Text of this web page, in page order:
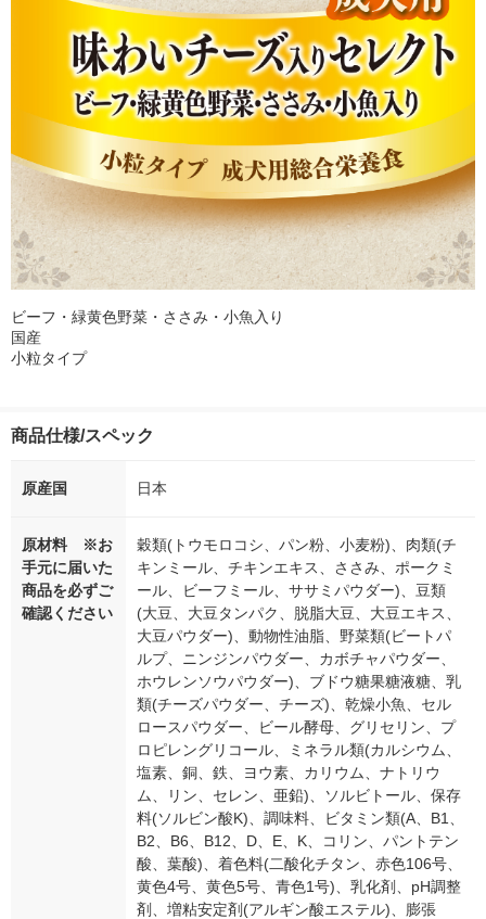
ビーフ・緑黄色野菜・ささみ・小魚入り
国産
小粒タイプ
商品仕様/スペック
原産国 日本
原材料 ※お
手元に届いた
商品を必ずご
確認ください
穀類(トウモロコシ、パン粉、小麦粉)、肉類(チ
キンミール、チキンエキス、ささみ、ポークミ
ール、ビーフミール、ササミパウダー)、豆類
(大豆、大豆タンパク、脱脂大豆、大豆エキス、
大豆パウダー)、動物性油脂、野菜類(ビートパ
ルプ、ニンジンパウダー、カボチャパウダー、
ホウレンソウパウダー)、ブドウ糖果糖液糖、乳
類(チーズパウダー、チーズ)、乾燥小魚、セル
ロースパウダー、ビール酵母、グリセリン、プ
ロピレングリコール、ミネラル類(カルシウム、
塩素、銅、鉄、ヨウ素、カリウム、ナトリウ
ム、リン、セレン、亜鉛)、ソルビトール、保存
料(ソルビン酸K)、調味料、ビタミン類(A、B1、
B2、B6、B12、D、E、K、コリン、パントテン
酸、葉酸)、着色料(二酸化チタン、赤色106号、
黄色4号、黄色5号、青色1号)、乳化剤、pH調整
剤、増粘安定剤(アルギン酸エステル)、膨張